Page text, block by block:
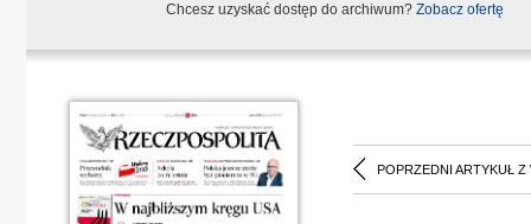
Chcesz uzyskać dostęp do archiwum? Zobacz ofertę
POPRZEDNI ARTYKUŁ Z